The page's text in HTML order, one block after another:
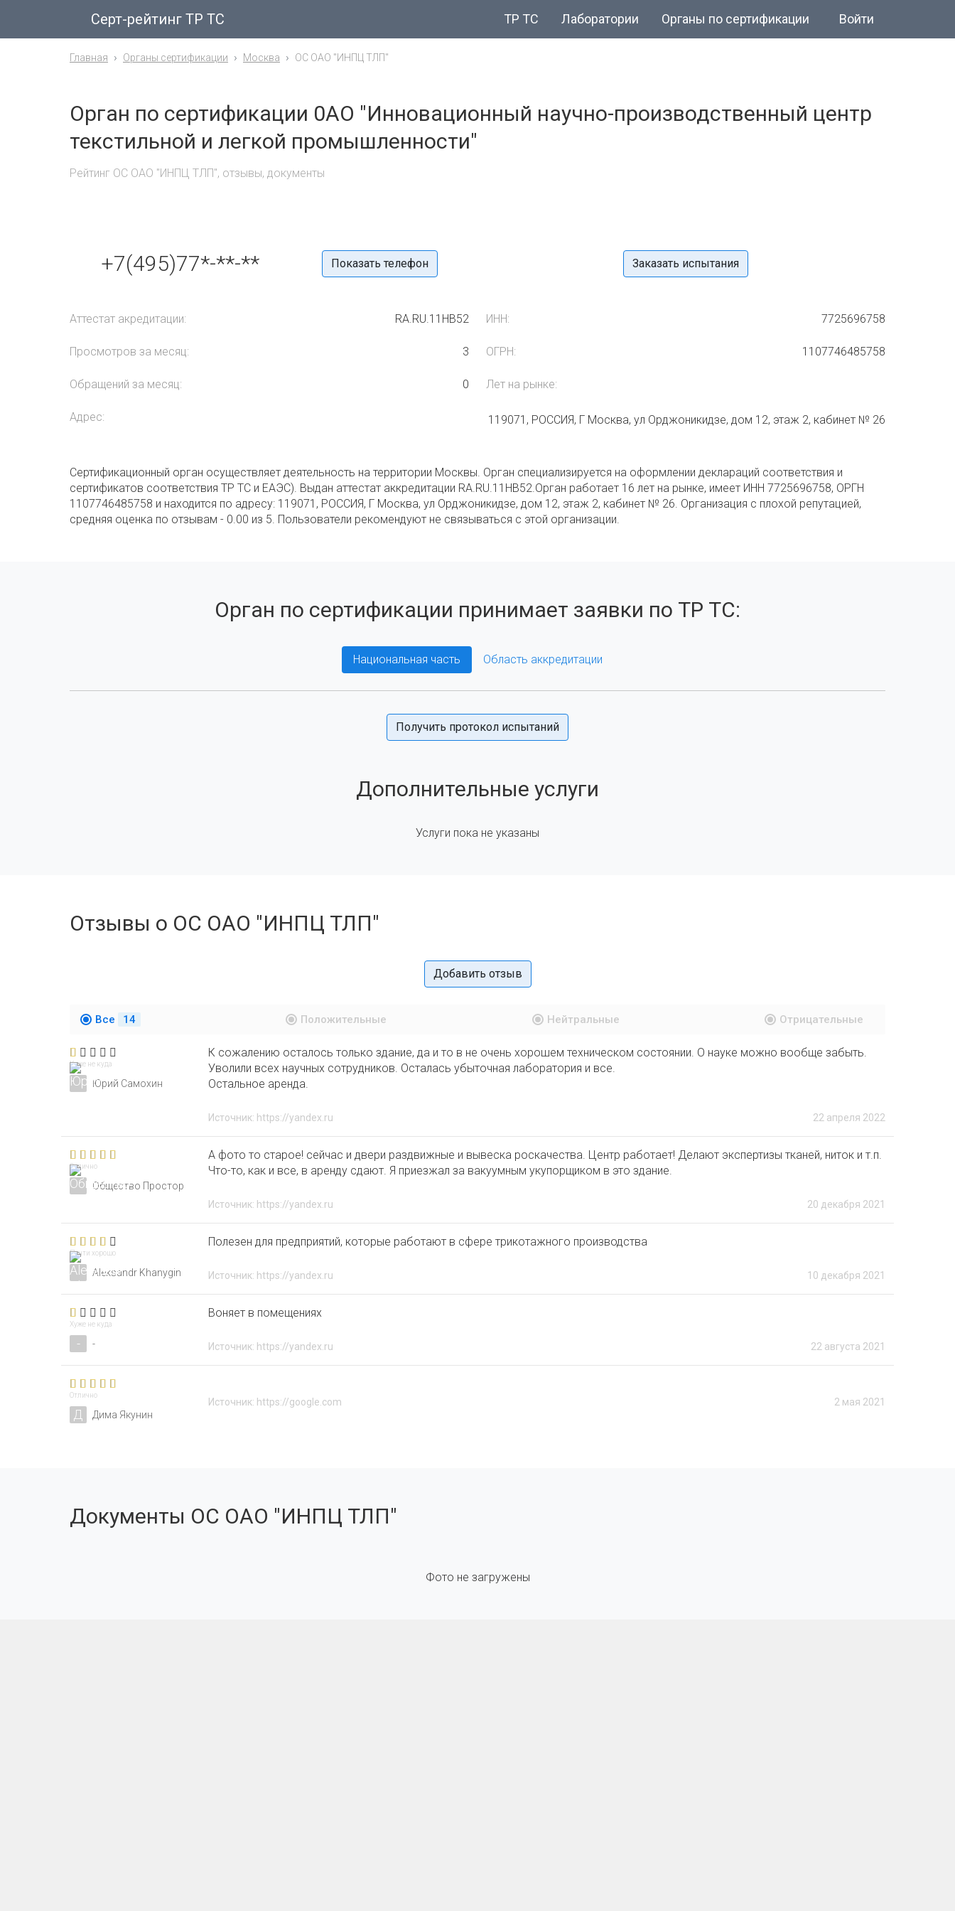
Серт-рейтинг ТР ТС ТР ТС Лаборатории Органы по сертификации Войти
Главная Органы сертификации Москва ОС ОАО "ИНПЦ ТЛП"
Орган по сертификации 0АО "Инновационный научно-производственный центр
текстильной и легкой промышленности"
Рейтинг ОС ОАО "ИНПЦ ТЛП", отзывы, документы
+7(495)77*-**-** Показать телефон Заказать испытания
Аттестат акредитации: RA.RU.11НВ52
Просмотров за месяц: 3
Обращений за месяц: 0
ИНН: 7725696758
ОГРН: 1107746485758
Лет на рынке:
Адрес: 119071, РОССИЯ, Г Москва, ул Орджоникидзе, дом 12, этаж 2, кабинет № 26
Сертификационный орган осуществляет деятельность на территории Москвы. Орган специализируется на оформлении деклараций соответствия и
сертификатов соответствия ТР ТС и ЕАЭС). Выдан аттестат аккредитации RA.RU.11НВ52.Орган работает 16 лет на рынке, имеет ИНН 7725696758, ОРГН
1107746485758 и находится по адресу: 119071, РОССИЯ, Г Москва, ул Орджоникидзе, дом 12, этаж 2, кабинет № 26. Организация с плохой репутацией,
средняя оценка по отзывам - 0.00 из 5. Пользователи рекомендуют не связываться с этой организации.
Орган по сертификации принимает заявки по ТР ТС:
Национальная часть Область аккредитации
Получить протокол испытаний
Дополнительные услуги
Услуги пока не указаны
Отзывы о ОС ОАО "ИНПЦ ТЛП"
Добавить отзыв
Все 14 Положительные Нейтральные Отрицательные
Хуже не куда
Юрий Самохин
К сожалению осталось только здание, да и то в не очень хорошем техническом состоянии. О науке можно вообще забыть.
Уволили всех научных сотрудников. Осталась убыточная лаборатория и все.
Остальное аренда.
22 апреля 2022
Источник: https://yandex.ru
Отлично
Общество Простор
А фото то старое! сейчас и двери раздвижные и вывеска роскачества. Центр работает! Делают экспертизы тканей, ниток и т.п.
Что-то, как и все, в аренду сдают. Я приезжал за вакуумным укупорщиком в это здание.
20 декабря 2021
Источник: https://yandex.ru
Почти хорошо
Aleksandr Khanygin
Полезен для предприятий, которые работают в сфере трикотажного производства
10 декабря 2021
Источник: https://yandex.ru
Хуже не куда
- -
Воняет в помещениях
22 августа 2021
Источник: https://yandex.ru
Отлично
Д Дима Якунин
2 мая 2021
Источник: https://google.com
Документы ОС ОАО "ИНПЦ ТЛП"
Фото не загружены